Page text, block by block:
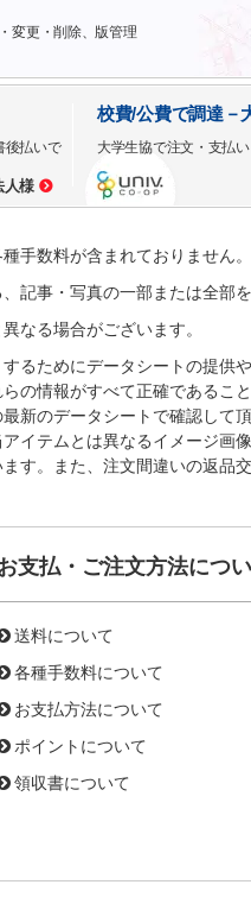
変更・削除、版管理
後払いで
人様
校費/公費で調達－
大学生協で注文・支払
手数料が含まれておりません
記事・写真の一部または全部
なる場合がございます。
るためにデータシートの提供
の情報がすべて正確であるこ
新のデータシートで確認して
イテムとは異なるイメージ画
す。また、注文間違いの返品
支払・ご注文方法につ
送料について
各種手数料について
お支払方法について
ポイントについて
領収書について